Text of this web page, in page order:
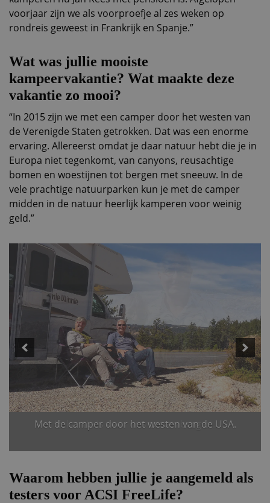
voorjaar zijn we als voorproefje al zes weken op
rondreis geweest in Frankrijk en Spanje.”
Wat was jullie mooiste
kampeervakantie? Wat maakte deze
vakantie zo mooi?
“In 2015 zijn we met een camper door het westen van
de Verenigde Staten getrokken. Dat was een enorme
ervaring. Allereerst omdat je daar natuur hebt die je in
Europa niet tegenkomt, van canyons, reusachtige
bomen en woestijnen tot bergen met sneeuw. In de
vele prachtige natuurparken kun je met de camper
midden in de natuur heerlijk kamperen voor weinig
geld.”
Met de camper door het westen van de USA.
Waarom hebben jullie je aangemeld als
testers voor ACSI FreeLife?